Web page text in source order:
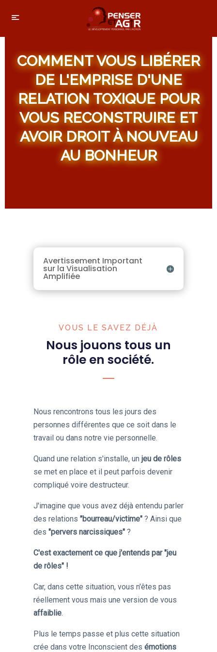
COMMENT VOUS LIBÉRER
DE L'EMPRISE D'UNE
RELATION TOXIQUE POUR
VOUS RECONSTRUIRE ET
AVOIR DROIT À NOUVEAU
AU BONHEUR
Avertissement Important
sur la Visualisation
Amplifiée
VOUS LE SAVEZ DÉJÀ
Nous jouons tous un
rôle en société.
Nous rencontrons tous les jours des
personnes différentes que ce soit dans le
travail ou dans notre vie personnelle.
Quand une relation s'installe, un jeu de rôles
se met en place et il peut parfois devenir
compliqué voire destructeur.
J'imagine que vous avez déjà entendu parler
des relations "bourreau/victime"? Ainsi que
des "pervers narcissiques"?
C'est exactement ce que j'entends par "jeu
de rôles" !
Car, dans cette situation, vous n'êtes pas
réellement vous mais une version de vous
affaiblie.
Plus le temps passe et plus cette situation
crée dans votre Inconscient des émotions